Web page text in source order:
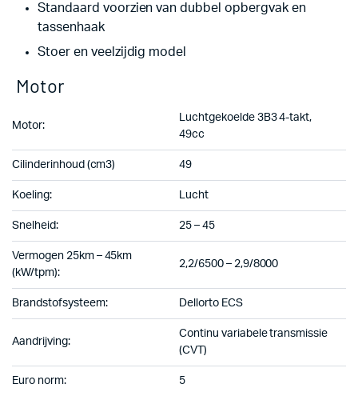
Standaard voorzien van dubbel opbergvak en
tassenhaak
Stoer en veelzijdig model
Motor
Motor:
Luchtgekoelde 3B3 4-takt,
49cc
Cilinderinhoud (cm3) 49
Koeling: Lucht
Snelheid: 25 – 45
Vermogen 25km – 45km
(kW/tpm):
2,2/6500 – 2,9/8000
Brandstofsysteem: Dellorto ECS
Aandrijving:
Continu variabele transmissie
(CVT)
Euro norm: 5